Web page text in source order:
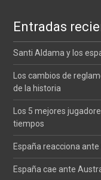
de
Entradas
Santi Aldama y los
Los cambios de
de la historia
Los 5 mejores
tiempos
España reacciona
España cae ante